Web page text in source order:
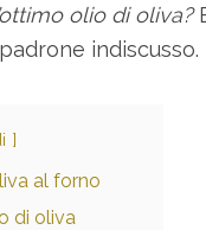
olio di oliva?
indiscusso.
al forno
di oliva